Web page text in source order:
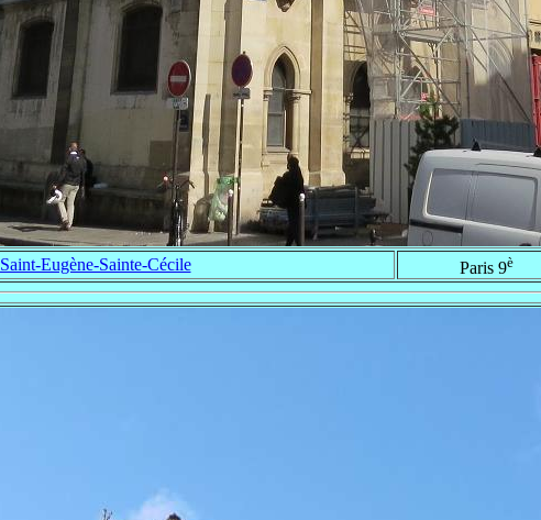
Saint-Eugène-Sainte-Cécile Paris 9è